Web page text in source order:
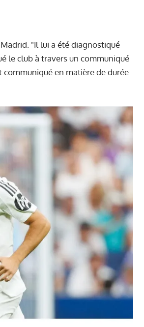
"Il lui a été diagnostiqué
le club à travers un communiqué
en matière de durée